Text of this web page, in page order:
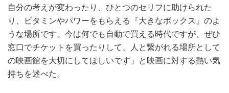
自分の考えが変わったり、ひとつのセリフに助けられた
り、ビタミンやパワーをもらえる『大きなボックス』のよ
うな場所です。今は何でも自動で買える時代ですが、ぜひ
窓口でチケットを買ったりして、人と繋がれる場所として
の映画館を大切にしてほしいです」と映画に対する熱い気
持ちを述べた。